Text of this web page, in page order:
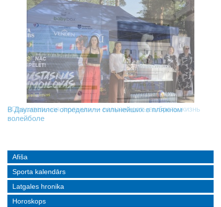
В Даугавпилсе определили сильнейших в пляжном
волейболе
«Спасительная люлька» — возможность выбрать жизнь
Новое поколение пограничников: Даугавпилсское
управление пополнили молодые специалисты
Afiša
Sporta kalendārs
Latgales hronika
Horoskops